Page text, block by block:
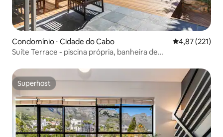
Condomínio ⋅ Cidade do Cabo 4,87 de uma
4,87 (221)
Suíte Terrace - piscina própria, banheira de
Superhost
Superhost